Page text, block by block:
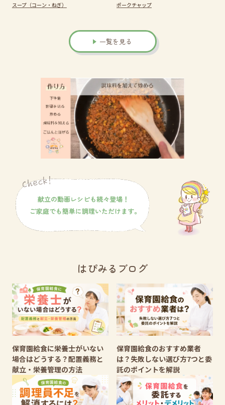
スープ（コーン・ねぎ） ポークチャップ
一覧を見る
はぴみるブログ
保育園給食に栄養士がいない
場合はどうする？配置義務と
献立・栄養管理の方法
保育園給食のおすすめ業者
は？失敗しない選び方7つと委
託のポイントを解説